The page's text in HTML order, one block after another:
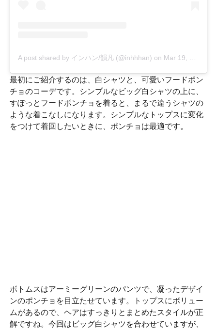
A post shared by インハン/韻凡 (@inhhhan) on Mar 19, 2020 at 3:08am PDT
最初にご紹介するのは、白シャツと、可愛いフードポン
チョのコーデです。シンプルなビッグ白シャツの上に、
すぽっとフードポンチョを着ると、まるで違うシャツの
ような着こなしになります。シンプルなトップスに変化
をつけて着回したいときに、ポンチョは最適です。
ボトムスはアーミーグリーンのパンツで、凝ったデザイ
ンのポンチョを目立たせています。トップスにボリュー
ムがあるので、ヘアはすっきりとまとめたスタイルが正
解ですね。今回はビッグ白シャツを合わせていますが、